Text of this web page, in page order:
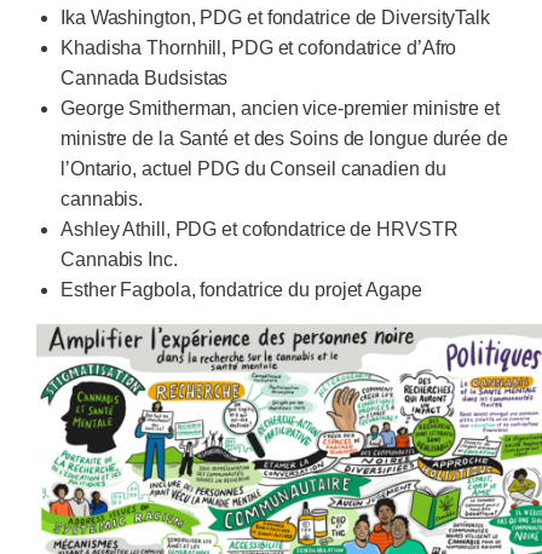
Ika Washington, PDG et fondatrice de DiversityTalk
Khadisha Thornhill, PDG et cofondatrice d’Afro
Cannada Budsistas
George Smitherman, ancien vice-premier ministre et
ministre de la Santé et des Soins de longue durée de
l’Ontario, actuel PDG du Conseil canadien du
cannabis.
Ashley Athill, PDG et cofondatrice de HRVSTR
Cannabis Inc.
Esther Fagbola, fondatrice du projet Agape